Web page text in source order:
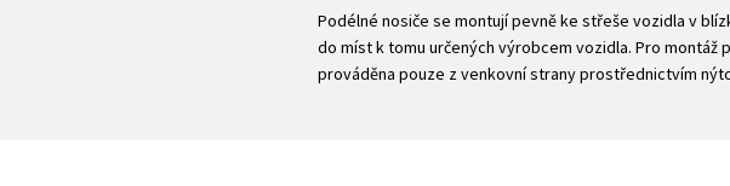
Podélné nosiče se montují pevně ke střeše vozidla v
do míst k tomu určených výrobcem vozidla. Pro
prováděna pouze z venkovní strany prostřednictvím